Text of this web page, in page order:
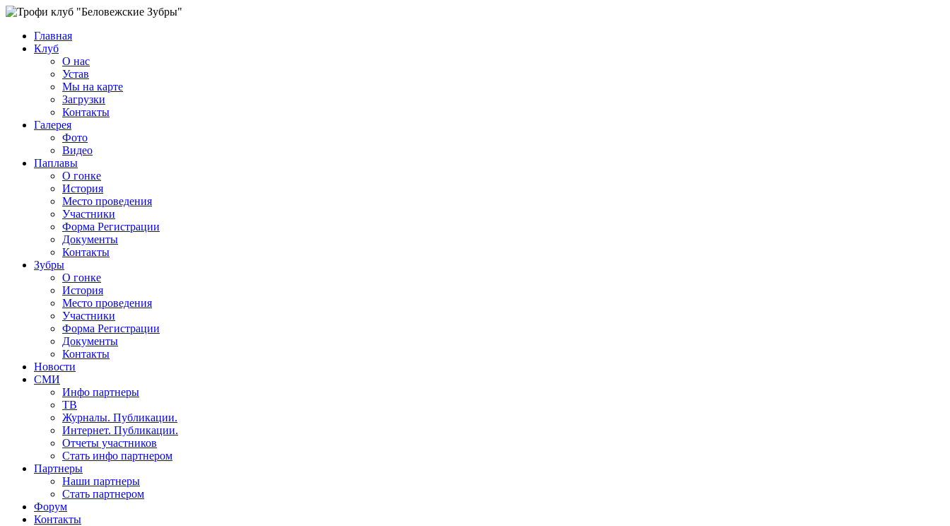
Главная
Клуб
О нас
Устав
Мы на карте
Загрузки
Контакты
Галерея
Фото
Видео
Паплавы
О гонке
История
Место проведения
Участники
Форма Регистрации
Документы
Контакты
Зубры
О гонке
История
Место проведения
Участники
Форма Регистрации
Документы
Контакты
Новости
СМИ
Инфо партнеры
ТВ
Журналы. Публикации.
Интернет. Публикации.
Отчеты участников
Стать инфо партнером
Партнеры
Наши партнеры
Стать партнером
Форум
Контакты